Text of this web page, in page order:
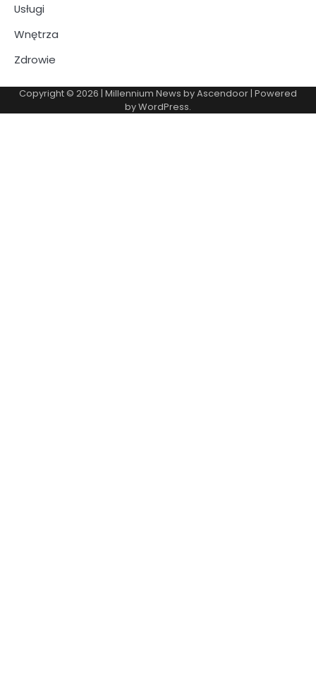
Usługi
Wnętrza
Zdrowie
Copyright © 2026 | Millennium News byAscendoor| Powered
byWordPress.